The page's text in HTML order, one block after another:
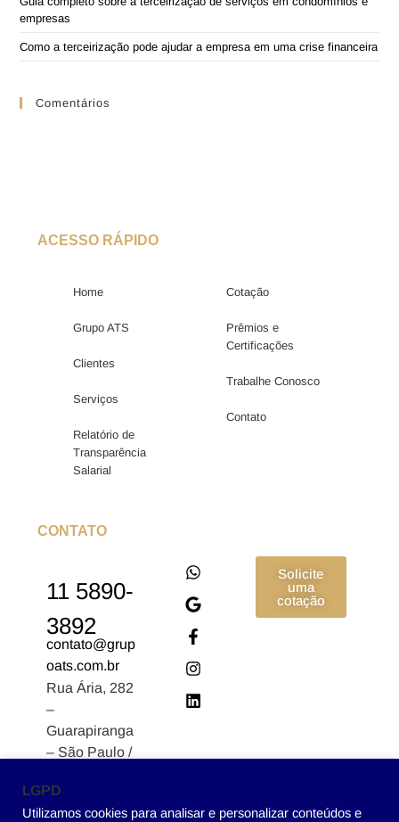
empresas
Como a terceirização pode ajudar a empresa em uma crise financeira
Comentários
ACESSO RÁPIDO
Home
Grupo ATS
Clientes
Serviços
Relatório de
Transparência
Salarial
Cotação
Prêmios e
Certificações
Trabalhe Conosco
Contato
CONTATO
11 5890-
3892
contato@grup
oats.com.br
Rua Ária, 282
–
Guarapiranga
– São Paulo /
04902-170
Solicite
uma
cotação
LGPD
Utilizamos cookies para analisar e personalizar conteúdos e